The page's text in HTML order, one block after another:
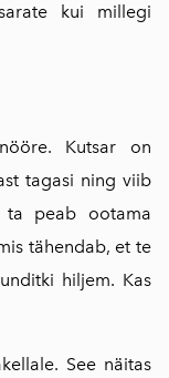
kui millegi
Kutsar on
tagasi ning viib
ta peab ootama
tähendab, et te
hiljem. Kas
See näitas